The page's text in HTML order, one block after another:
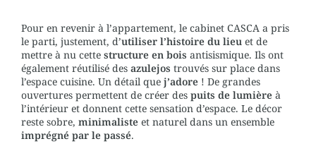
Pour en revenir à l’appartement, le cabinet CASCA a pris
le parti, justement, d’utiliser l’histoire du lieu et de
mettre à nu cette structure en bois antisismique. Ils ont
également réutilisé des azulejos trouvés sur place dans
l’espace cuisine. Un détail que j’adore ! De grandes
ouvertures permettent de créer des puits de lumière à
l’intérieur et donnent cette sensation d’espace. Le décor
reste sobre, minimaliste et naturel dans un ensemble
imprégné par le passé.